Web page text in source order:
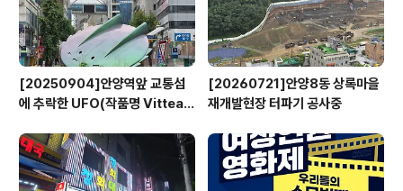
[20250904]안양역앞 교통섬
에 추락한 UFO(작품명 Vitteau
[20260721]안양8동 상록마을
재개발현장 터파기 공사중